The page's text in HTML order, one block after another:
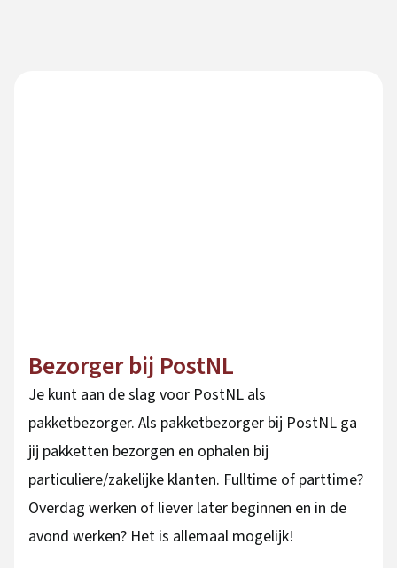
Bezorger bij PostNL
Je kunt aan de slag voor PostNL als
pakketbezorger. Als pakketbezorger bij PostNL ga
jij pakketten bezorgen en ophalen bij
particuliere/zakelijke klanten. Fulltime of parttime?
Overdag werken of liever later beginnen en in de
avond werken? Het is allemaal mogelijk!